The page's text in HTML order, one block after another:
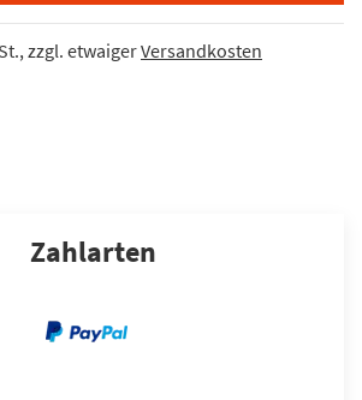
zzgl. etwaigerVersandkosten
Zahlarten